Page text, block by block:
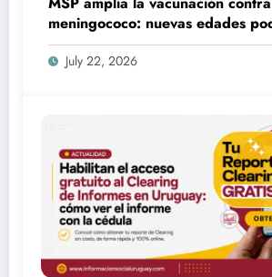
meningococo: nuevas edades
acceder desde fines de julio
July 22, 2026